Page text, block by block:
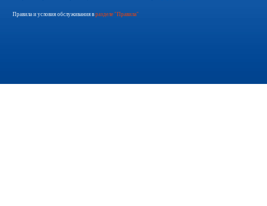
Правила и условия обслуживания в разделе "Правила"